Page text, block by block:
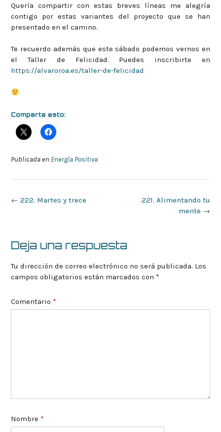
Quería compartir con estas breves líneas me alegría
contigo por estas variantes del proyecto que se han
presentado en el camino.
Te recuerdo además que este sábado podemos vernos en
el Taller de Felicidad. Puedes inscribirte en
https://alvaroroa.es/taller-de-felicidad
Comparte esto:
Publicada en Energía Positiva
Navegación
221. Alimentando tu
mente →
← 222. Martes y trece
Deja una respuesta
Tu dirección de correo electrónico no será publicada. Los
campos obligatorios están marcados con *
Comentario *
Nombre *